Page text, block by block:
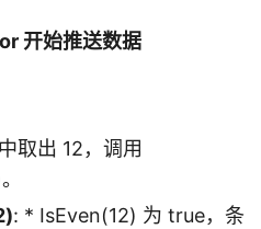
开始推送数据
取出 12，调用
: * IsEven(12) 为 true，条